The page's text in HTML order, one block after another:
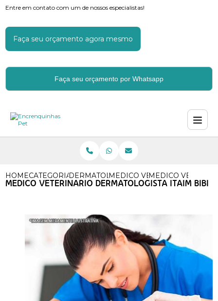
Entre em contato com um de nossos especialistas!
Faça seu orçamento agora mesmo
Faça seu orçamento por Whatsapp
HOMECATEGORIASDERMATOLOGIA VETERINARIA
MEDICO VETERINARIO
MEDICO
MEDICO VETERINARIO DERMATOLOGISTA ITAIM BIBI